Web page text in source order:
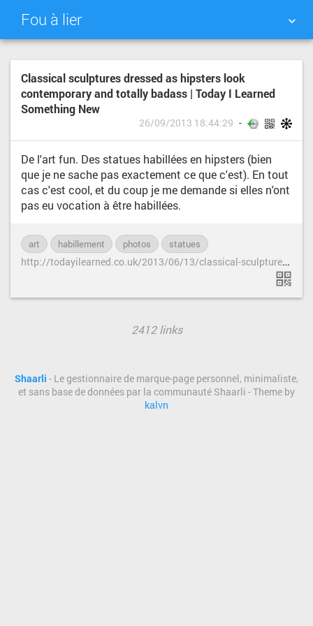
Fou à lier
NUAGE DE TAGS MUR D'IMAGES
QUOTIDIEN RECHERCHER
Classical sculptures dressed as hipsters look
contemporary and totally badass | Today I Learned
Something New
26/09/2013 18:44:29
De l'art fun. Des statues habillées en hipsters (bien
que je ne sache pas exactement ce que c'est). En tout
cas c'est cool, et du coup je me demande si elles n'ont
pas eu vocation à être habillées.
art habillement photos statues
h
ttp://todayilearned.co.uk/2013/06/13/classical-sculptures-dressed-as-hipsters-look-contemporary-and-totally-badass/
2412 links
Shaarli - Le gestionnaire de marque-page personnel, minimaliste,
et sans base de données par la communauté Shaarli - Theme by
kalvn